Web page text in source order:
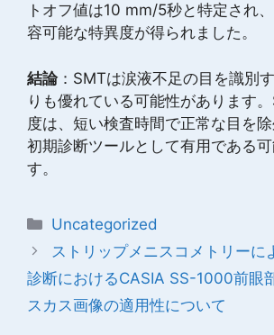
トオフ値は10 mm/5秒と特定され
容可能な特異度が得られました。
結論：SMTは涙液不足の目を識別
りも優れている可能性があります
度は、短い検査時間で正常な目を
初期診断ツールとして有用である
す。
カ
テ
リ
ー
Uncategorized
ストリップメニスコメトリーに
診断におけるCASIA SS-1000前眼
スカス画像の適用性について